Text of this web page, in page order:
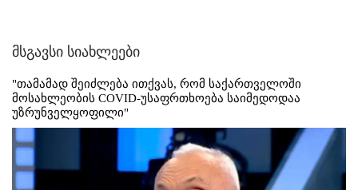
მსგავსი სიახლეები
"თამამად შეიძლება ითქვას, რომ საქართველოში
მოსახლეობის COVID-უსაფრთხოება საიმედოდაა
უზრუნველყოფილი"